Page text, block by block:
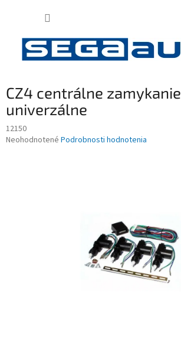
CZ4 centrálne zamykanie
univerzálne
12150
Priemerné
Neohodnotené Podrobnosti hodnotenia